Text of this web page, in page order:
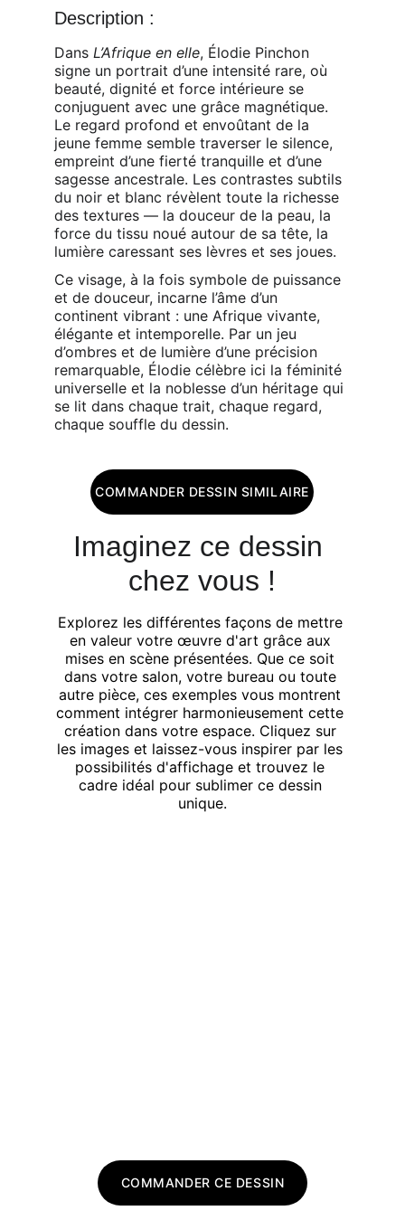
COMMANDER DESSIN SIMILAIRE
Description :
Dans L’Afrique en elle, Élodie Pinchon
signe un portrait d’une intensité rare, où
beauté, dignité et force intérieure se
conjuguent avec une grâce magnétique.
Le regard profond et envoûtant de la
jeune femme semble traverser le silence,
empreint d’une fierté tranquille et d’une
sagesse ancestrale. Les contrastes subtils
du noir et blanc révèlent toute la richesse
des textures — la douceur de la peau, la
force du tissu noué autour de sa tête, la
lumière caressant ses lèvres et ses joues.
Ce visage, à la fois symbole de puissance
et de douceur, incarne l’âme d’un
continent vibrant : une Afrique vivante,
élégante et intemporelle. Par un jeu
d’ombres et de lumière d’une précision
remarquable, Élodie célèbre ici la féminité
universelle et la noblesse d’un héritage qui
se lit dans chaque trait, chaque regard,
chaque souffle du dessin.
Imaginez ce dessin
chez vous !
Explorez les différentes façons de mettre
en valeur votre œuvre d'art grâce aux
mises en scène présentées. Que ce soit
dans votre salon, votre bureau ou toute
autre pièce, ces exemples vous montrent
comment intégrer harmonieusement cette
création dans votre espace. Cliquez sur
les images et laissez-vous inspirer par les
possibilités d'affichage et trouvez le
cadre idéal pour sublimer ce dessin
unique.
COMMANDER CE DESSIN